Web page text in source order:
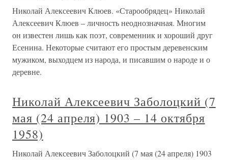
Николай Алексеевич Клюев. «Старообрядец» Николай
Алексеевич Клюев – личность неоднозначная. Многим
он известен лишь как поэт, современник и хороший друг
Есенина. Некоторые считают его простым деревенским
мужиком, выходцем из народа, и писавшим о народе и о
деревне.
Николай Алексеевич Заболоцкий (7
мая (24 апреля) 1903 – 14 октября
1958)
Николай Алексеевич Заболоцкий (7 мая (24 апреля) 1903